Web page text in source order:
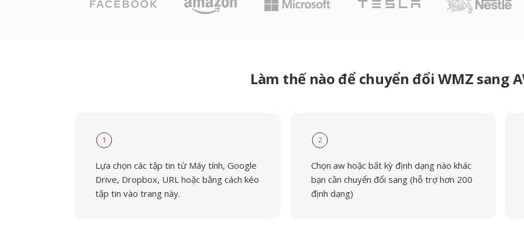
Làm thế nào để chuyển đổi WMZ sang
1
Lựa chọn các tập tin từ Máy tính, Google
Drive, Dropbox, URL hoặc bằng cách kéo
tập tin vào trang này.
2
Chọn aw hoặc bất kỳ định dạng nào khác
bạn cần chuyển đổi sang (hỗ trợ hơn 200
định dạng)